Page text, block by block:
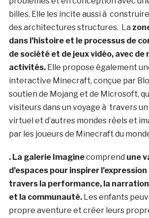
billes. Elle les incite aussi à
des architectures structures. La
dans l’histoire et le processus de
de société et de jeux vidéo, avec de
activités.Elle propose également
interactive Minecraft, conçue par
soutien de Mojang et de Microsoft,
visiteurs dans un voyage à travers
virtuel et d’autres mondes réels et
par les joueurs de Minecraft du
. La galerie Imaginecomprend une
d’espaces pour inspirer
travers la performance, la
et la communauté.Les enfants
propre aventure et créer leurs